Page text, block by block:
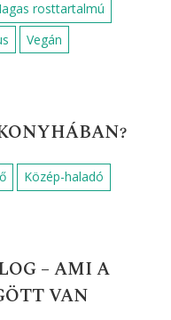
rosttartalmú
Vegán
Közép-haladó
– AMI A
VAN